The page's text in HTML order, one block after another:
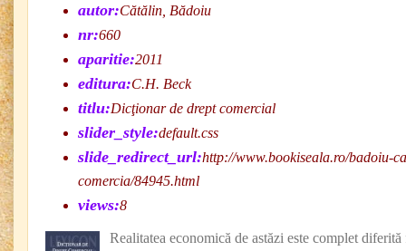
autor:Cătălin, Bădoiu
nr:660
aparitie:2011
editura:C.H. Beck
titlu:Dicţionar de drept comercial
slider_style:default.css
slide_redirect_url:http://www.bookiseala.ro/badoiu-
comercia/84945.html
views:8
Realitatea economică de astăzi este complet